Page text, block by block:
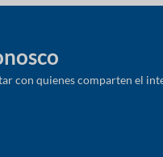
con quienes comparten el